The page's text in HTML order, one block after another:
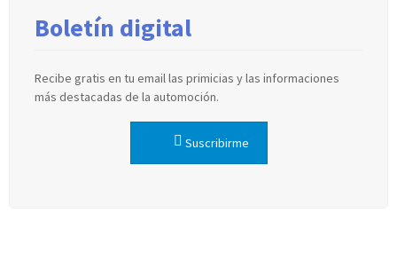
Boletín digital
Recibe gratis en tu email las primicias y las informaciones
más destacadas de la automoción.
Suscribirme